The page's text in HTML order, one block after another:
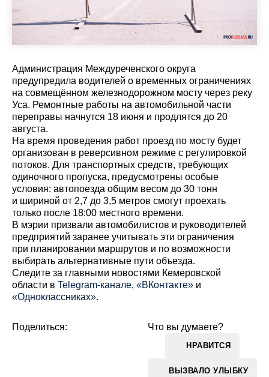
Администрация Междуреченского округа
предупредила водителей о временных ограничениях
на совмещённом железнодорожном мосту через реку
Уса. Ремонтные работы на автомобильной части
переправы начнутся 18 июня и продлятся до 20
августа.
На время проведения работ проезд по мосту будет
организован в реверсивном режиме с регулировкой
потоков. Для транспортных средств, требующих
одиночного пропуска, предусмотрены особые
условия: автопоезда общим весом до 30 тонн
и шириной от 2,7 до 3,5 метров смогут проехать
только после 18:00 местного времени.
В мэрии призвали автомобилистов и руководителей
предприятий заранее учитывать эти ограничения
при планировании маршрутов и по возможности
выбирать альтернативные пути объезда.
Cледите за главными новостями Кемеровской
области в Telegram-канале, «ВКонтакте» и
«Одноклассниках».
Что вы думаете?
НРАВИТСЯ
ВЫЗВАЛО УЛЫБКУ
Поделиться: